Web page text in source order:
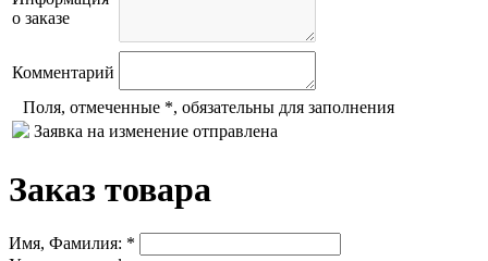
о заказе
Комментарий
Поля, отмеченные *, обязательны для заполнения
Заявка на изменение отправлена
Заказ товара
Имя, Фамилия: *